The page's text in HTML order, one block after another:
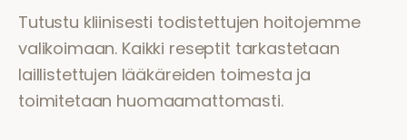
Tutustu kliinisesti todistettujen hoitojemme
valikoimaan. Kaikki reseptit tarkastetaan
laillistettujen lääkäreiden toimesta ja
toimitetaan huomaamattomasti.